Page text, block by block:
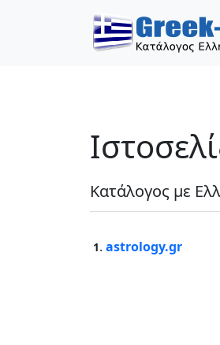
Κατάλογος με
1. astrology.gr